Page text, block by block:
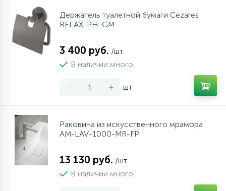
Держатель туалетной бумаги Cezares
RELAX-PH-GM
3 400 руб. /шт
В наличии много
- + шт
Раковина из искусственного мрамора
AM-LAV-1000-MR-FP
13 130 руб. /шт
В наличии много